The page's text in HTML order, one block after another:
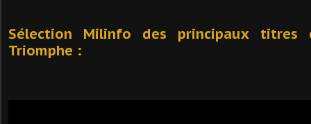
Sélection Milinfo des principaux titres
Triomphe :